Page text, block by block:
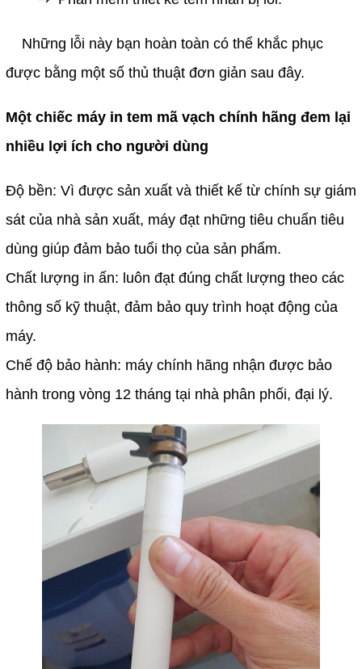
Những lỗi này bạn hoàn toàn có thể khắc phục
được bằng một số thủ thuật đơn giản sau đây.
Một chiếc máy in tem mã vạch chính hãng đem lại
nhiều lợi ích cho người dùng
Độ bền: Vì được sản xuất và thiết kế từ chính sự giám
sát của nhà sản xuất, máy đạt những tiêu chuẩn tiêu
dùng giúp đảm bảo tuổi thọ của sản phẩm.
Chất lượng in ấn: luôn đạt đúng chất lượng theo các
thông số kỹ thuật, đảm bảo quy trình hoạt động của
máy.
Chế độ bảo hành: máy chính hãng nhận được bảo
hành trong vòng 12 tháng tại nhà phân phối, đại lý.